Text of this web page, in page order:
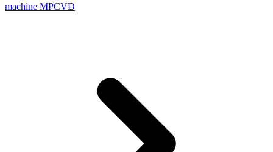
machine MPCVD